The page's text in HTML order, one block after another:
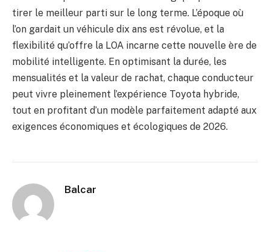
tirer le meilleur parti sur le long terme. L’époque où
l’on gardait un véhicule dix ans est révolue, et la
flexibilité qu’offre la LOA incarne cette nouvelle ère de
mobilité intelligente. En optimisant la durée, les
mensualités et la valeur de rachat, chaque conducteur
peut vivre pleinement l’expérience Toyota hybride,
tout en profitant d’un modèle parfaitement adapté aux
exigences économiques et écologiques de 2026.
Balcar